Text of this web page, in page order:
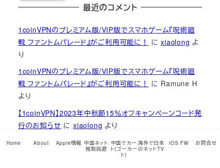
最近のコメント
1coinVPNのプレミアム版/VIP版でスマホゲーム『呪術廻
戦 ファントムパレード』がご利用可能に！
にxiaolong よ
り
1coinVPNのプレミアム版/VIP版でスマホゲーム『呪術廻
戦 ファントムパレード』がご利用可能に！
に Ramune H
より
【1coinVPN】2023年中秋節15％オフキャンペーンコード発
行のお知らせ にxiaolong より
【1coinVPN】2023年中秋節15％オフキャンペーンコード発
Xianより
Home About Apple情報 中国ネット
規制回避
中国でカー
ト(ゴーカー
ト)
海外で日本
のネットTV
iOS FW お問合せ